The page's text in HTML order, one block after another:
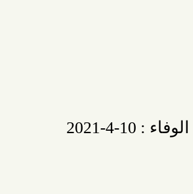
الوفاء : 10-4-2021